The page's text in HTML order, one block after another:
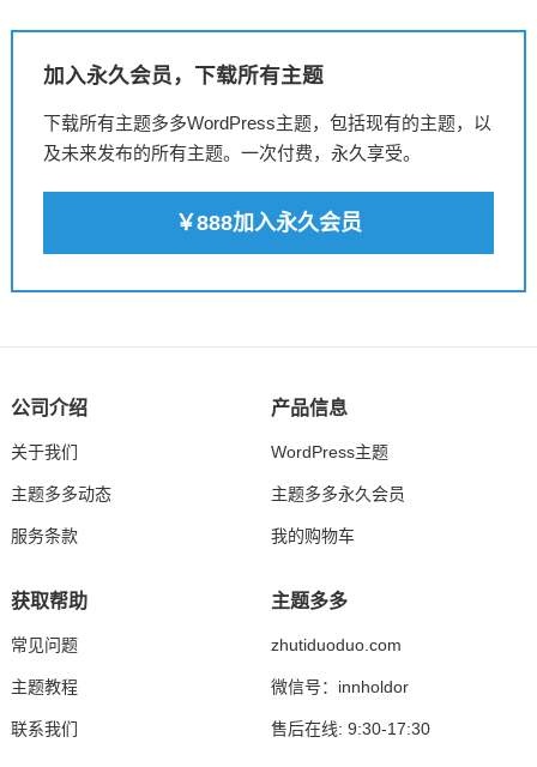
加入永久会员，下载所有主题
下载所有主题多多WordPress主题，包括现有的主题，以
及未来发布的所有主题。一次付费，永久享受。
￥888加入永久会员
公司介绍
关于我们
主题多多动态
服务条款
产品信息
WordPress主题
主题多多永久会员
我的购物车
获取帮助
常见问题
主题教程
联系我们
主题多多
zhutiduoduo.com
微信号：innholdor
售后在线: 9:30-17:30